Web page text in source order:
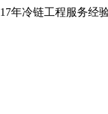
17年冷链工程服务经